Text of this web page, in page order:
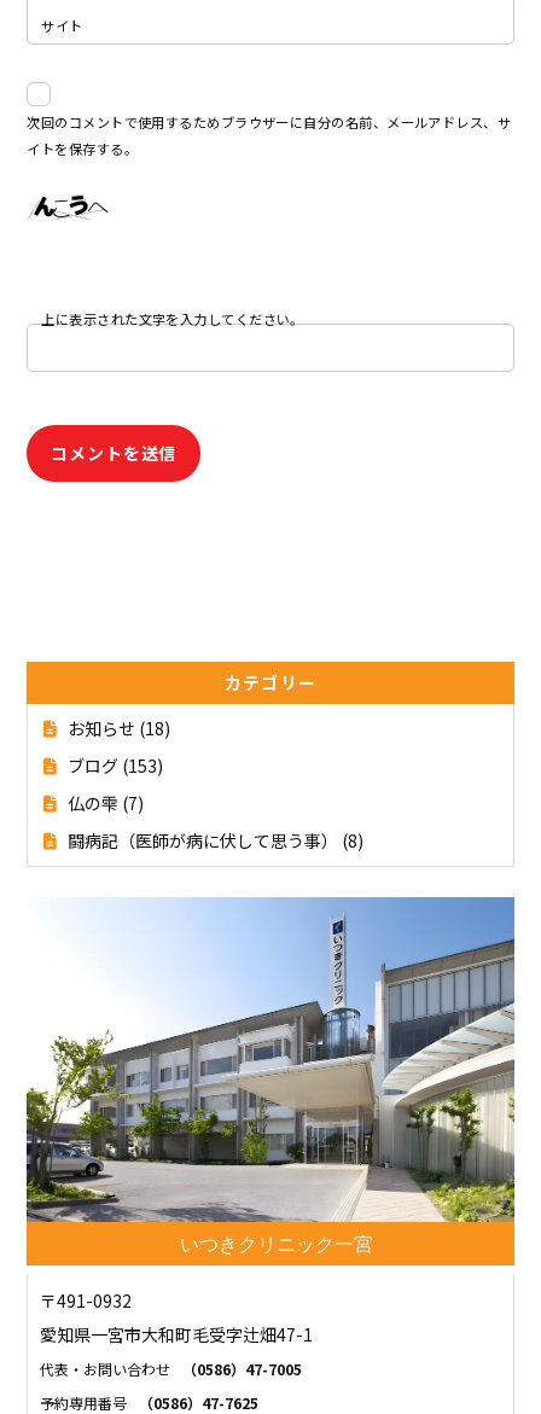
サイト
次回のコメントで使用するためブラウザーに自分の名前、メールアドレス、サ
イトを保存する。
上に表示された文字を入力してください。
カテゴリー
お知らせ (18)
ブログ (153)
仏の雫 (7)
闘病記（医師が病に伏して思う事）
(8)
いつきクリニック一宮
〒491-0932
愛知県一宮市大和町毛受字辻畑47-1
代表・お問い合わせ
（0586）47-7005
予約専用番号
（0586）47-7625